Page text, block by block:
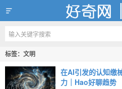
好奇网
标签：文明
在AI引发的认知缴
力｜Hao好聊趋势